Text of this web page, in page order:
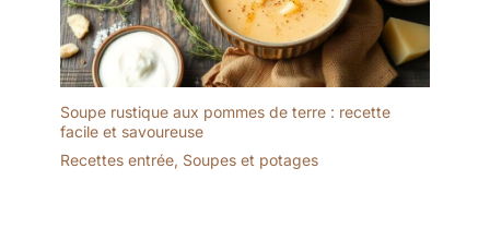
Soupe rustique aux pommes de terre : recette
facile et savoureuse
Recettes entrée, Soupes et potages